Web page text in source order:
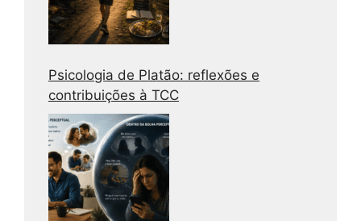
Psicologia de Platão: reflexões e
contribuições à TCC